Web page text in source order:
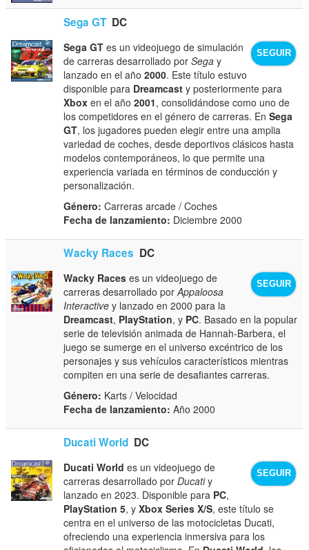
Sega GT DC
SEGUIR
Sega GT es un videojuego de simulación
de carreras desarrollado porSega y
lanzado en el año2000. Este título estuvo
disponible para Dreamcast y posteriormente para
Xbox en el año2001, consolidándose como uno de
los competidores en el género de carreras. EnSega
GT, los jugadores pueden elegir entre una amplia
variedad de coches, desde deportivos clásicos hasta
modelos contemporáneos, lo que permite una
experiencia variada en términos de conducción y
personalización.
Género: Carreras arcade / Coches
Fecha de lanzamiento: Diciembre 2000
Wacky Races DC
SEGUIR
Wacky Races es un videojuego de
carreras desarrollado porAppaloosa
Interactive y lanzado en 2000 para la
Dreamcast, PlayStation, y PC. Basado en la popular
serie de televisión animada de Hannah-Barbera, el
juego se sumerge en el universo excéntrico de los
personajes y sus vehículos característicos mientras
compiten en una serie de desafiantes carreras.
Género: Karts / Velocidad
Fecha de lanzamiento: Año 2000
Ducati World DC
SEGUIR
Ducati World es un videojuego de
carreras desarrollado porDucatiy
lanzado en 2023. Disponible para PC,
PlayStation 5, yXbox Series X/S, este título se
centra en el universo de las motocicletas Ducati,
ofreciendo una experiencia inmersiva para los